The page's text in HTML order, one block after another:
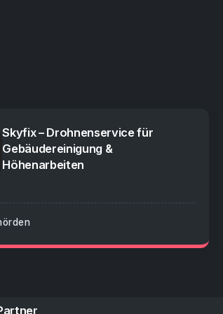
Skyfix – Drohnenservice für
Gebäudereinigung &
Höhenarbeiten